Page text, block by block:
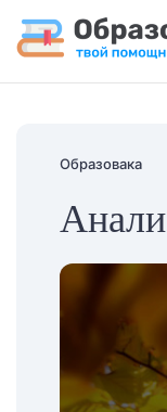
Образовака